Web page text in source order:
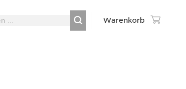
Warenkorb